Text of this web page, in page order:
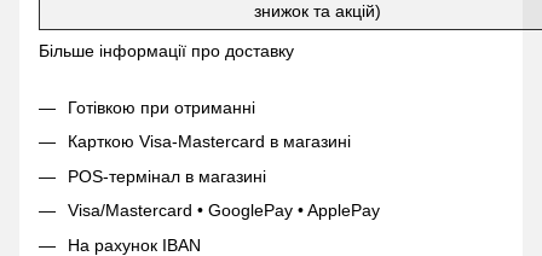
знижок та акцій)
Більше інформації про доставку
Готівкою при отриманні
Карткою Visa-Mastercard в магазині
POS-термінал в магазині
Visa/Mastercard • GooglePay • ApplePay
На рахунок IBAN